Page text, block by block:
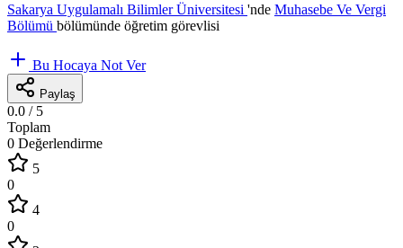
Sakarya Uygulamalı Bilimler Üniversitesi 'nde Muhasebe Ve Vergi
Bölümü bölümünde öğretim görevlisi
Bu Hocaya Not Ver
Paylaş
0.0 / 5
Toplam
0 Değerlendirme
5
0
4
0